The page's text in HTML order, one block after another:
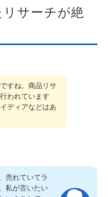
サーチが絶
すね。商品リサ
われています
ディアなどはあ
売れていてラ
私が言いたい